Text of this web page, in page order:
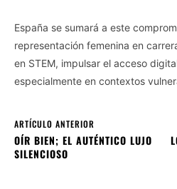
España se sumará a este
representación femenina en
en STEM, impulsar el acceso
especialmente en contextos
ARTÍCULO ANTERIOR
OÍR BIEN; EL AUTÉNTICO LUJO
SILENCIOSO